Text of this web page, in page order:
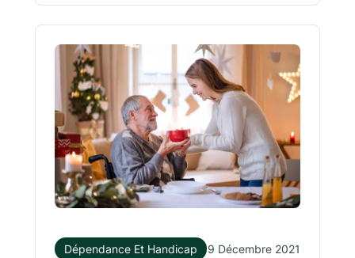
Dépendance Et Handicap 9 Décembre 2021